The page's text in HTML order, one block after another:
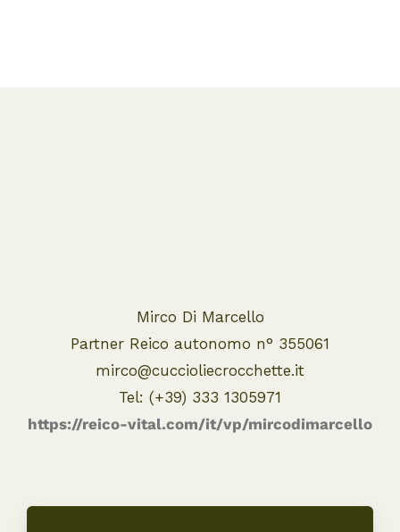
Mirco Di Marcello
Partner Reico autonomo n° 355061
mirco@cuccioliecrocchette.it
Tel: (+39) 333 1305971
https://reico-vital.com/it/vp/mircodimarcello